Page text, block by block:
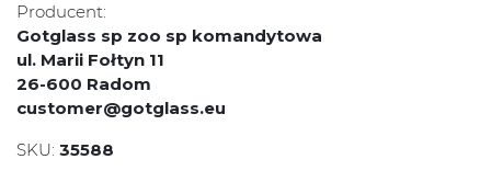
Producent:
Gotglass sp zoo sp komandytowa
ul. Marii Fołtyn 11
26-600 Radom
customer@gotglass.eu
SKU: 35588